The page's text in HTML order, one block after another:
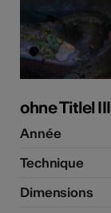
ohne Titlel
Année
Technique
Dimensions